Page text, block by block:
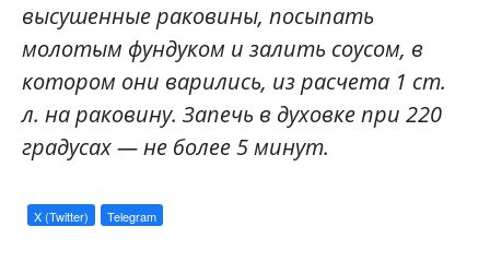
высушенные раковины, посыпать
молотым фундуком и залить соусом, в
котором они варились, из расчета 1 ст.
л. на раковину. Запечь в духовке при 220
градусах — не более 5 минут.
X (Twitter) Telegram